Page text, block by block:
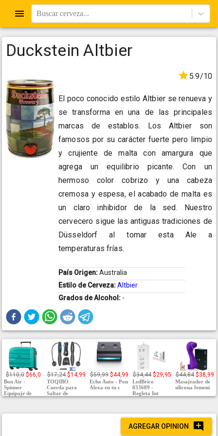
Buscar cerveza...
Duckstein Altbier
5.9/10
El poco conocido estilo Altbier se renueva y
se transforma en una de las principales
marcas de establos. Los Altbier son
famosos por su carácter fuerte pero limpio
y crujiente de malta con amargura que
agrega un equilibrio picante. Con un
hermoso color cobrizo y una cabeza
cremosa y espesa, el acabado de malta es
un claro inhibidor de la sed. Nuestro
cervecero sigue las antiguas tradiciones de
Düsseldorf al tomar esta Ale a
temperaturas frías.
País Origen:Australia
Estilo de Cerveza:Altbier
Grados de Alcohol: -
$110,0 $66,0
Bon Air -
Spinner
Equipaje de
$17,24 $14,99
TOQIBO
Cuerda para
Saltar de
$59,99 $44,99
Echo Auto - Pon
Alexa en tu c
$34,44 $29,95
LedBrico
033689 -
Regleta Int
$44,84 $38,99
Masajeador de
silicona femeni
AGREGAR OPINION